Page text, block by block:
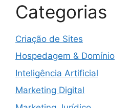
Categorias
Criação de Sites
Hospedagem & Domínio
Inteligência Artificial
Marketing Digital